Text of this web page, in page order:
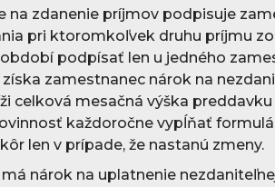
na zdanenie príjmov podpisuje
pri ktoromkoľvek druhu príjmu
podpísať len u jedného
zamestnanec nárok na
celková mesačná výška preddavku
každoročne vypĺňať
len v prípade, že nastanú zmeny.
nárok na uplatnenie